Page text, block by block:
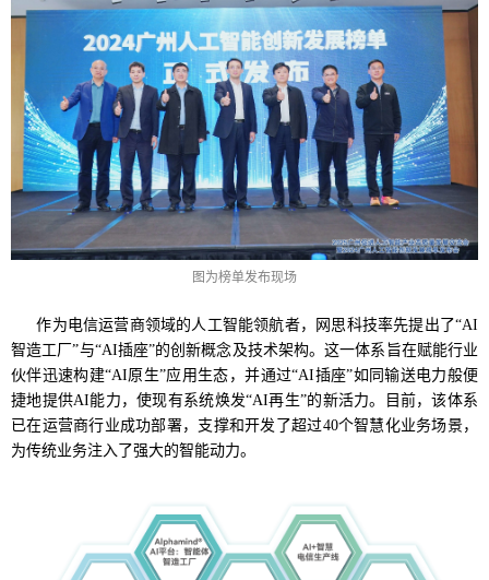
图为榜单发布现场
作为电信运营商领域的人工智能领航者，网思科技率先提出了“AI
智造工厂”与“AI插座”的创新概念及技术架构。这一体系旨在赋能行业
伙伴迅速构建“AI原生”应用生态，并通过“AI插座”如同输送电力般便
捷地提供AI能力，使现有系统焕发“AI再生”的新活力。目前，该体系
已在运营商行业成功部署，支撑和开发了超过40个智慧化业务场景，
为传统业务注入了强大的智能动力。